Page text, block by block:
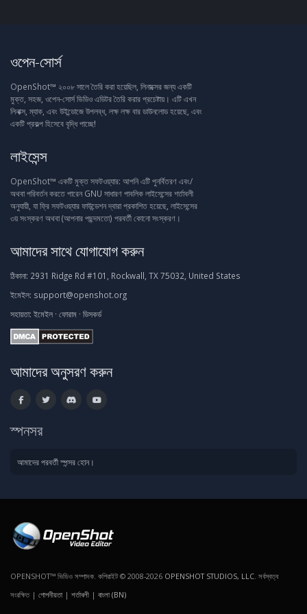
ওপেন-সোর্স
OpenShot™ ২০০৮ সালে তৈরি করা হয়েছিল, লিনাক্সের জন্য একটি
মুক্ত, সহজ, ওপেন-সোর্স ভিডিও এডিটর তৈরি করার প্রচেষ্টায়। এটি এখন
লিনাক্স, ম্যাক, এবং উইন্ডোজে উপলব্ধ, লক্ষ লক্ষ বার ডাউনলোড হয়েছে, এবং
একটি প্রকল্প হিসেবে বৃদ্ধি পাচ্ছে!
লাইসেন্স
OpenShot™ একটি মুক্ত সফটওয়্যার: আপনি এটি পুনর্বিতরণ এবং/
অথবা পরিবর্তন করতে পারেন GNU সাধারণ পাবলিক লাইসেন্সের শর্তাবলী
অনুযায়ী, যা ফ্রি সফটওয়্যার ফাউন্ডেশন দ্বারা প্রকাশিত হয়েছে, লাইসেন্সের
৩য় সংস্করণ অথবা (আপনার পছন্দমতো) পরবর্তী কোনো সংস্করণ।
আমাদের সাথে যোগাযোগ করুন
ঠিকানা: 2931 Ridge Rd #101, Rockwall, TX 75032, United States
ইমেইল: support@openshot.org
সহায়তা: ইমেইল · ফোরাম · ডিসকর্ড
আমাদের অনুসরণ করুন
স্পনসর
আমাদের পরবর্তী স্পন্সর হোন।
OPENSHOT™ ভিডিও সম্পাদক. কপিরাইট © 2008-2026 OPENSHOT STUDIOS, LLC . সর্বস্বত্ব
সংরক্ষিত | গোপনীয়তা | শর্তাবলী | বাংলা (BN)